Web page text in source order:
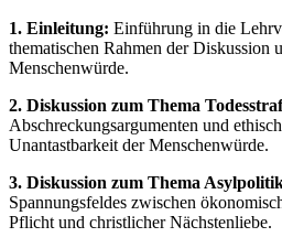
1. Einleitung: Einführung in die
thematischen Rahmen der Diskussion
Menschenwürde.
2. Diskussion zum Thema
Abschreckungsargumenten und
Unantastbarkeit der Menschenwürde.
3. Diskussion zum Thema
Spannungsfeldes zwischen
Pflicht und christlicher Nächstenliebe.